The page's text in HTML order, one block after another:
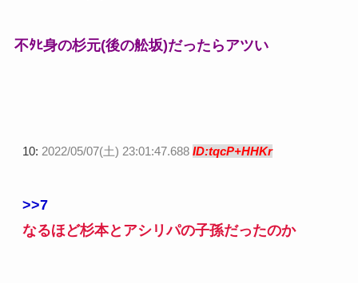
不ﾀﾋ身の杉元(後の舩坂)だったらアツい
10: 2022/05/07(土) 23:01:47.688 ID:tqcP+HHKr
>>7
なるほど杉本とアシリパの子孫だったのか